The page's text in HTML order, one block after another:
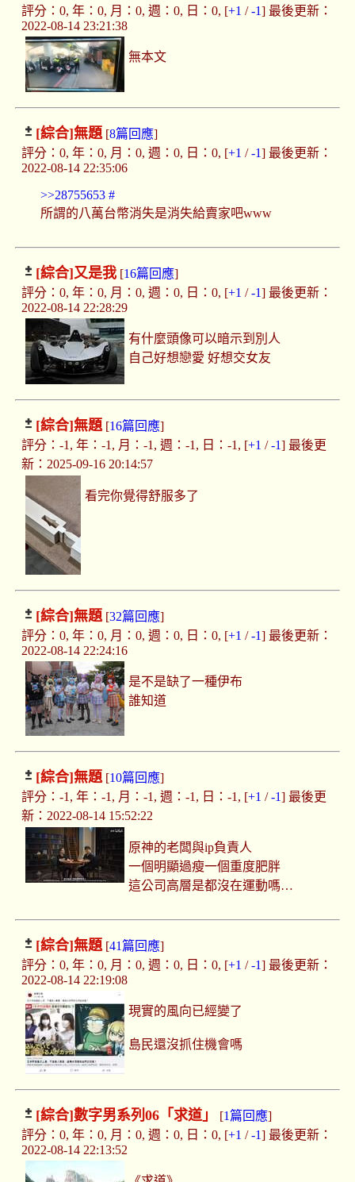
評分：0, 年：0, 月：0, 週：0, 日：0, [+1 /-1] 最後更新：
2022-08-14 23:21:38
無本文
[綜合]無題[8篇回應]
評分：0, 年：0, 月：0, 週：0, 日：0, [+1 /-1] 最後更新：
2022-08-14 22:35:06
>>28755653#
所謂的八萬台幣消失是消失給賣家吧www
[綜合]又是我[16篇回應]
評分：0, 年：0, 月：0, 週：0, 日：0, [+1 /-1] 最後更新：
2022-08-14 22:28:29
有什麼頭像可以暗示到別人
自己好想戀愛 好想交女友
[綜合]無題[16篇回應]
評分：-1, 年：-1, 月：-1, 週：-1, 日：-1, [+1 /-1] 最後更
新：2025-09-16 20:14:57
看完你覺得舒服多了
[綜合]無題[32篇回應]
評分：0, 年：0, 月：0, 週：0, 日：0, [+1 /-1] 最後更新：
2022-08-14 22:24:16
是不是缺了一種伊布
誰知道
[綜合]無題[10篇回應]
評分：-1, 年：-1, 月：-1, 週：-1, 日：-1, [+1 /-1] 最後更
新：2022-08-14 15:52:22
原神的老闆與ip負責人
一個明顯過瘦一個重度肥胖
這公司高層是都沒在運動嗎…
[綜合]無題[41篇回應]
評分：0, 年：0, 月：0, 週：0, 日：0, [+1 /-1] 最後更新：
2022-08-14 22:19:08
現實的風向已經變了
島民還沒抓住機會嗎
[綜合]數字男系列06「求道」 [1篇回應]
評分：0, 年：0, 月：0, 週：0, 日：0, [+1 /-1] 最後更新：
2022-08-14 22:13:52